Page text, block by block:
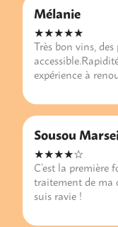
Mélanie
★★★★★
Très bon vins,
expérience à
Sousou
★★★★☆
C’est la première
traitement de ma
suis ravie !